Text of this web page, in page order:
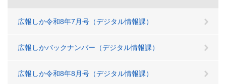
広報しか令和8年7月号（デジタル情報課）
広報しかバックナンバー（デジタル情報課）
広報しか令和8年8月号（デジタル情報課）